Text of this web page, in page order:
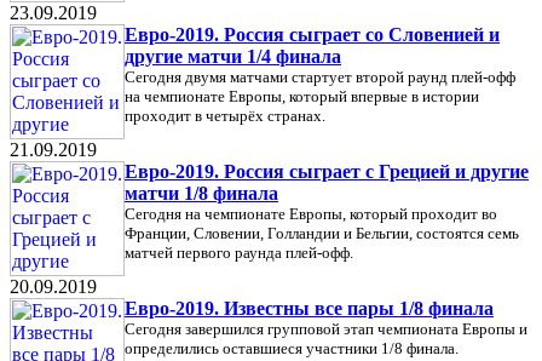
23.09.2019
Евро-2019. Россия сыграет со Словенией и
другие матчи 1/4 финала
Сегодня двумя матчами стартует второй раунд плей-офф
на чемпионате Европы, который впервые в истории
проходит в четырёх странах.
21.09.2019
Евро-2019. Россия сыграет с Грецией и другие
матчи 1/8 финала
Сегодня на чемпионате Европы, который проходит во
Франции, Словении, Голландии и Бельгии, состоятся семь
матчей первого раунда плей-офф.
20.09.2019
Евро-2019. Известны все пары 1/8 финала
Сегодня завершился групповой этап чемпионата Европы и
определились оставшиеся участники 1/8 финала.